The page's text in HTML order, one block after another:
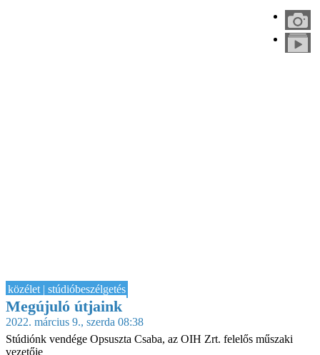
közélet | stúdióbeszélgetés
Megújuló útjaink
2022. március 9., szerda 08:38
Stúdiónk vendége Opsuszta Csaba, az OIH Zrt. felelős műszaki
vezetője